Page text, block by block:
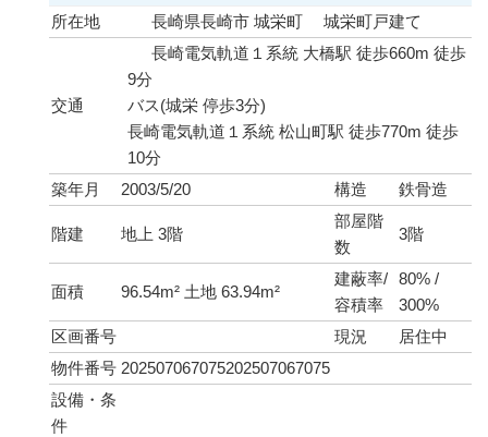
所在地
長崎県長崎市 城栄町 城栄町戸建て
交通
長崎電気軌道１系統 大橋駅 徒歩660m 徒歩
9分
バス(城栄 停歩3分)
長崎電気軌道１系統 松山町駅 徒歩770m 徒歩
10分
築年月
2003/5/20 構造 鉄骨造
階建 地上 3階
部屋階
数
3階
面積 96.54m² 土地 63.94m²
建蔽率/
容積率
80% /
300%
区画番号
現況
居住中
物件番号 202507067075202507067075
設備・条
件